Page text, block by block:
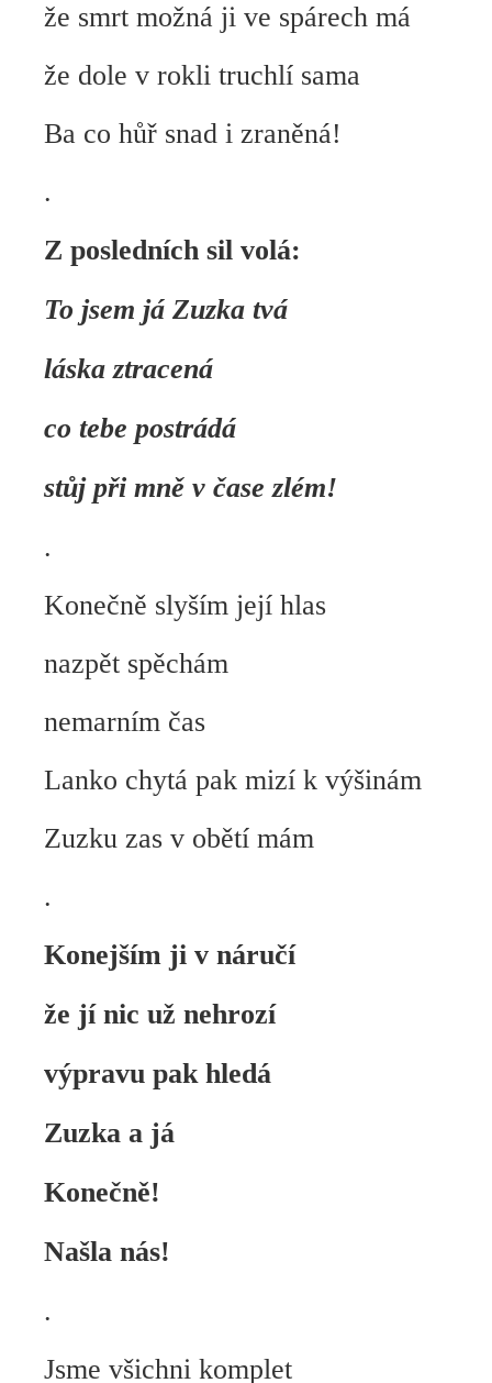
že smrt možná ji ve spárech má
že dole v rokli truchlí sama
Ba co hůř snad i zraněná!
.
Z posledních sil volá:
To jsem já Zuzka tvá
láska ztracená
co tebe postrádá
stůj při mně v čase zlém!
.
Konečně slyším její hlas
nazpět spěchám
nemarním čas
Lanko chytá pak mizí k výšinám
Zuzku zas v obětí mám
.
Konejším ji v náručí
že jí nic už nehrozí
výpravu pak hledá
Zuzka a já
Konečně!
Našla nás!
.
Jsme všichni komplet